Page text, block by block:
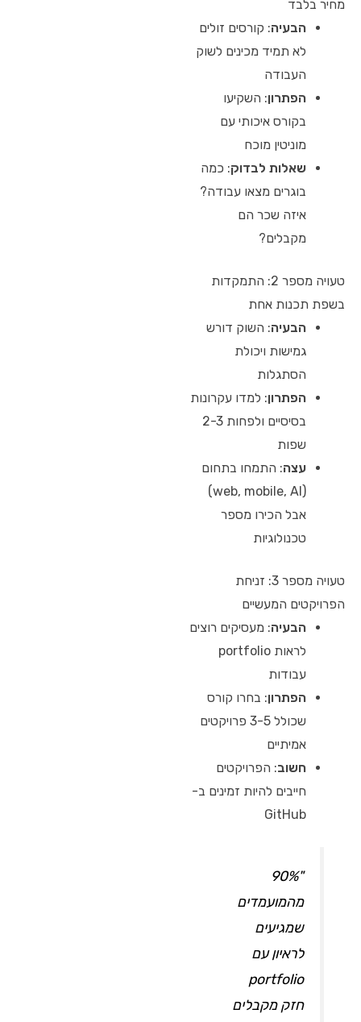
מחיר בלבד
הבעיה: קורסים זולים
לא תמיד מכינים לשוק
העבודה
הפתרון: השקיעו
בקורס איכותי עם
מוניטין מוכח
שאלות לבדוק: כמה
בוגרים מצאו עבודה?
איזה שכר הם
מקבלים?
טעויה מספר 2: התמקדות
בשפת תכנות אחת
הבעיה: השוק דורש
גמישות ויכולת
הסתגלות
הפתרון: למדו עקרונות
בסיסיים ולפחות 2-3
שפות
עצה: התמחו בתחום
(web, mobile, AI)
אבל הכירו מספר
טכנולוגיות
טעויה מספר 3: זניחת
הפרויקטים המעשיים
הבעיה: מעסיקים רוצים
לראות portfolio
עבודות
הפתרון: בחרו קורס
שכולל 3-5 פרויקטים
אמיתיים
חשוב: הפרויקטים
חייבים להיות זמינים ב-
GitHub
"90%
מהמועמדים
שמגיעים
לראיון עם
portfolio
חזק מקבלים